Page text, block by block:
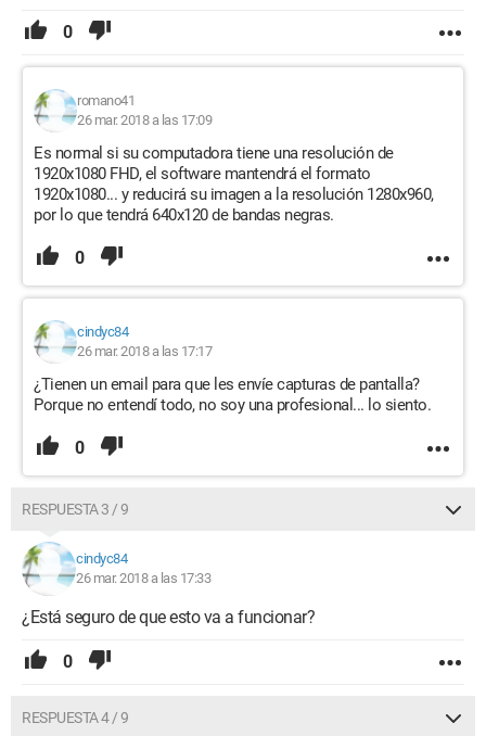
0
romano41
26 mar. 2018 a las 17:09
Es normal si su computadora tiene una resolución de
1920x1080 FHD, el software mantendrá el formato
1920x1080... y reducirá su imagen a la resolución 1280x960,
por lo que tendrá 640x120 de bandas negras.
0
cindyc84
26 mar. 2018 a las 17:17
¿Tienen un email para que les envíe capturas de pantalla?
Porque no entendí todo, no soy una profesional... lo siento.
0
RESPUESTA 3 / 9
cindyc84
26 mar. 2018 a las 17:33
¿Está seguro de que esto va a funcionar?
0
RESPUESTA 4 / 9